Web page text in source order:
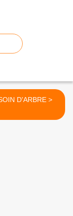
LE BESOIN D'ARBRE >